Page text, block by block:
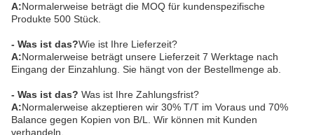
A:Normalerweise beträgt die MOQ für kundenspezifische
Produkte 500 Stück.
- Was ist das?Wie ist Ihre Lieferzeit?
A:Normalerweise beträgt unsere Lieferzeit 7 Werktage nach
Eingang der Einzahlung. Sie hängt von der Bestellmenge ab.
- Was ist das? Was ist Ihre Zahlungsfrist?
A:Normalerweise akzeptieren wir 30% T/T im Voraus und 70%
Balance gegen Kopien von B/L. Wir können mit Kunden
verhandeln.